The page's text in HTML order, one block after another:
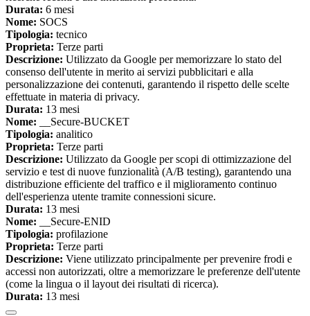
Durata: 6 mesi
Nome: SOCS
Tipologia: tecnico
Proprieta: Terze parti
Descrizione: Utilizzato da Google per memorizzare lo stato del
consenso dell'utente in merito ai servizi pubblicitari e alla
personalizzazione dei contenuti, garantendo il rispetto delle scelte
effettuate in materia di privacy.
Durata: 13 mesi
Nome: __Secure-BUCKET
Tipologia: analitico
Proprieta: Terze parti
Descrizione: Utilizzato da Google per scopi di ottimizzazione del
servizio e test di nuove funzionalità (A/B testing), garantendo una
distribuzione efficiente del traffico e il miglioramento continuo
dell'esperienza utente tramite connessioni sicure.
Durata: 13 mesi
Nome: __Secure-ENID
Tipologia: profilazione
Proprieta: Terze parti
Descrizione: Viene utilizzato principalmente per prevenire frodi e
accessi non autorizzati, oltre a memorizzare le preferenze dell'utente
(come la lingua o il layout dei risultati di ricerca).
Durata: 13 mesi